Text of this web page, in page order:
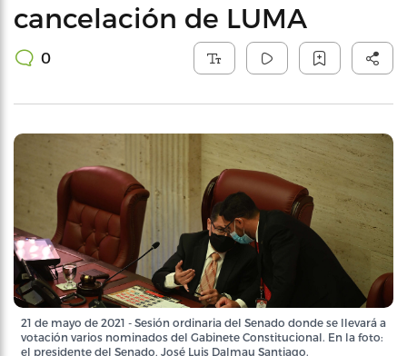
cancelación de LUMA
0
21 de mayo de 2021 - Sesión ordinaria del Senado donde se llevará a
votación varios nominados del Gabinete Constitucional. En la foto:
el presidente del Senado, José Luis Dalmau Santiago.